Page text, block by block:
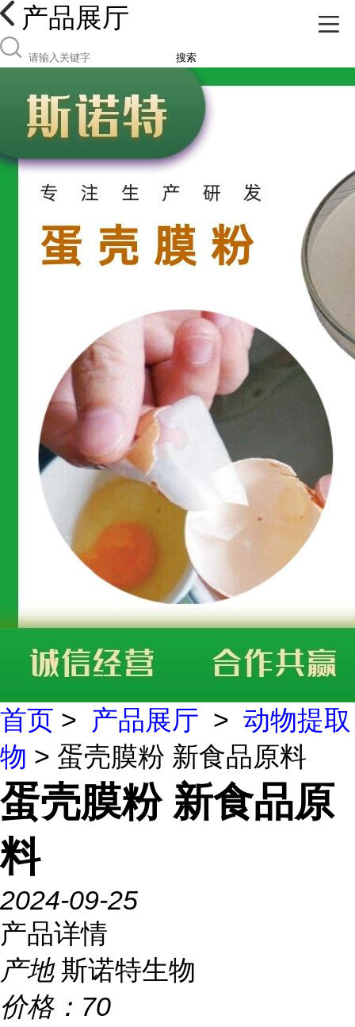
产品展厅
搜索
首页 > 产品展厅 > 动物提取
物 > 蛋壳膜粉 新食品原料
蛋壳膜粉 新食品原
料
2024-09-25
产品详情
产地 斯诺特生物
价格： 70